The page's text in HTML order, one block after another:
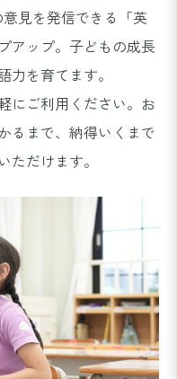
見を発信できる「英
アップ。子どもの成長
力を育てます。
にご利用ください。お
るまで、納得いくまで
だけます。